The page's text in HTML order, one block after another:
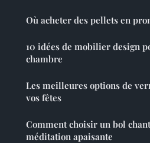
Où acheter des pellets en
10 idées de mobilier design
chambre
Les meilleures options de
vos fêtes
Comment choisir un bol
méditation apaisante